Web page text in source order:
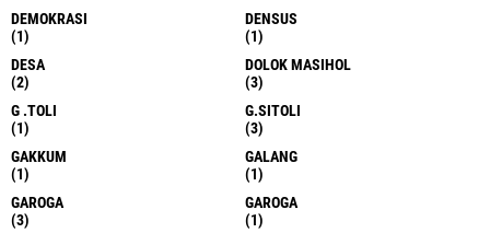
DEMOKRASI
(1)
DENSUS
(1)
DESA
(2)
DOLOK MASIHOL
(3)
G .TOLI
(1)
G.SITOLI
(3)
GAKKUM
(1)
GALANG
(1)
GAROGA
(3)
GAROGA
(1)